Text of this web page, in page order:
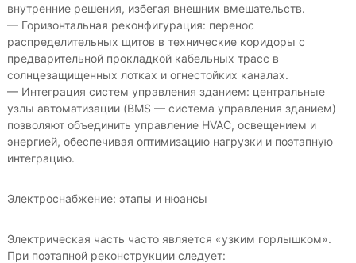
внутренние решения, избегая внешних вмешательств.
— Горизонтальная реконфигурация: перенос
распределительных щитов в технические коридоры с
предварительной прокладкой кабельных трасс в
солнцезащищенных лотках и огнестойких каналах.
— Интеграция систем управления зданием: центральные
узлы автоматизации (BMS — система управления зданием)
позволяют объединить управление HVAC, освещением и
энергией, обеспечивая оптимизацию нагрузки и поэтапную
интеграцию.
Электроснабжение: этапы и нюансы
Электрическая часть часто является «узким горлышком».
При поэтапной реконструкции следует: